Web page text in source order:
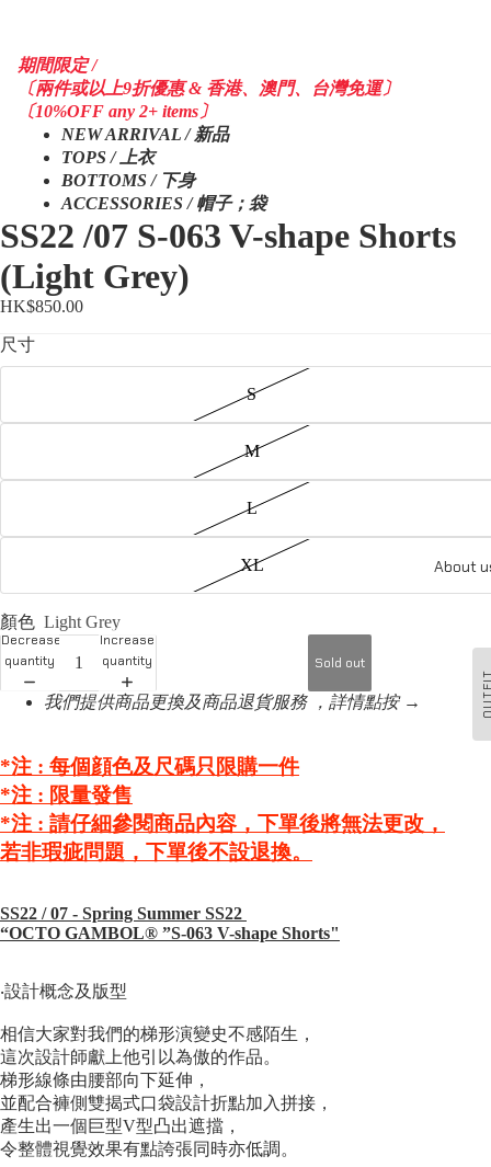
About
期間限定 /
〔兩件或以上9折優惠 & 香港、澳門、台灣免運〕
〔10%OFF any 2+ items〕
NEW ARRIVAL / 新品
TOPS / 上衣
BOTTOMS / 下身
ACCESSORIES / 帽子；袋
SS22 /07 S-063 V-shape Shorts
(Light Grey)
HK$850.00
尺寸
S
M
L
XL
顏色 Light Grey
Decrease
quantity
Increase
quantity
Sold out
我們提供商品更換及商品退貨服務 ，詳情點按 →
*注 : 每個顔色及尺碼只限購一件
*注 : 限量發售
*注 : 請仔細參閱商品內容，下單後將無法更改，
若非瑕疵問題，下單後不設退換。
SS22 / 07⁠ - Spring Summer SS22
“OCTO GAMBOL®️ ”S-063 V-shape Shorts"
‧設計概念及版型
相信大家對我們的梯形演變史不感陌生，
這次設計師獻上他引以為傲的作品。
梯形線條由腰部向下延伸，
並配合褲側雙揭式口袋設計折點加入拼接，
產生出一個巨型V型凸出遮擋，
令整體視覺效果有點誇張同時亦低調。